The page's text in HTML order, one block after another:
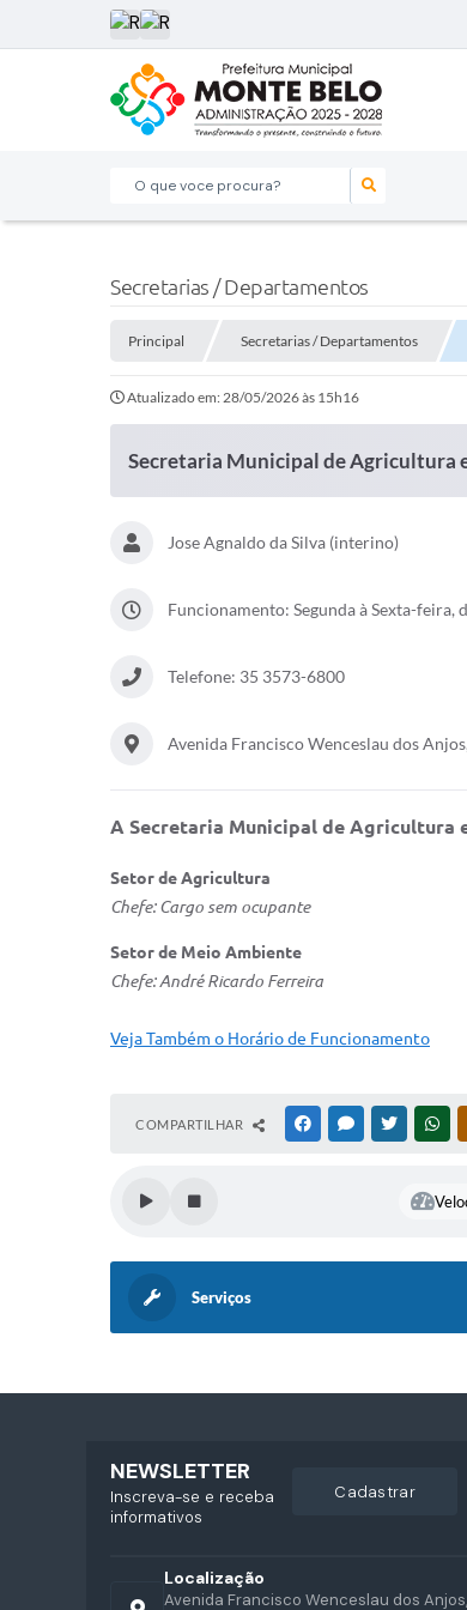
O que voce procura?
Secretarias / Departamentos
Principal Secretarias / Departamentos
Atualizado em: 28/05/2026 às 15h16
Secretaria Municipal de Agricultura
Jose Agnaldo da Silva (interino)
Funcionamento: Segunda à Sexta-feira,
Telefone: 35 3573-6800
Avenida Francisco Wenceslau dos
A Secretaria Municipal de Agricultura
Setor de Agricultura
Chefe: Cargo sem ocupante
Setor de Meio Ambiente
Chefe: André Ricardo Ferreira
Veja Também o Horário de Funcionamento
COMPARTILHAR FACEBOOKMESSENGER
TWITTER
Serviços
Localização
Avenida Francisco Wenceslau dos
NEWSLETTER
Inscreva-se e receba
informativos
cadastrar